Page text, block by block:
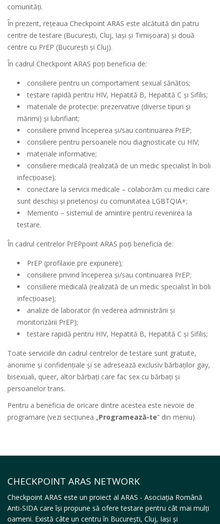
comunități.
În prezent, rețeaua Checkpoint ARAS este alcătuită din patru
centre de testare (București, Cluj, Iași și Timișoara) și două
centre cu PrEP (București și Cluj).
În cadrul Checkpoint ARAS poți beneficia de:
consiliere pentru un comportament sexual sănătos;
testare rapidă pentru HIV, Hepatită B, Hepatită C și Sifilis;
materiale de protecție: prezervative (diverse tipuri și
mărimi) și lubrifiant;
consiliere privind începerea și/sau continuarea PrEP;
consiliere pentru persoanele nou diagnosticate cu HIV;
materiale informative;
consiliere medicală (realizată de un medic specialist în boli
infecțioase);
conectare la servicii medicale – colaborăm cu medici care
sunt deschiși și prietenoși cu comunitatea LGBTQIA+;
Memento – sistemul de amintire pentru revenirea la
testare.
În cadrul centrelor PrEPpoint ARAS poți beneficia de:
PrEP (profilaxie pre expunere);
consiliere privind începerea și/sau continuarea PrEP;
consiliere medicală (realizată de un medic specialist în boli
infecțioase);
analize de laborator (în vederea administrării și
monitorizării PrEP);
testare rapidă pentru HIV, Hepatită B, Hepatită C și Sifilis;
Toate serviciile din cadrul centrelor de testare sunt gratuite,
anonime și confidențiale și se adresează exclusiv bărbaților gay,
bisexuali, queer, altor bărbați care fac sex cu bărbați și
persoanelor trans.
Pentru a beneficia de oricare dintre acestea este nevoie de
programare (vezi secțiunea „Programează-te” din meniu).
CHECKPOINT ARAS NETWORK
Checkpoint ARAS este un proiect al ARAS - Asociația Română
Anti-SIDA care își propune să ofere testare pentru cât mai mulți
oameni. Există câte un centru în București, Cluj, Iași și